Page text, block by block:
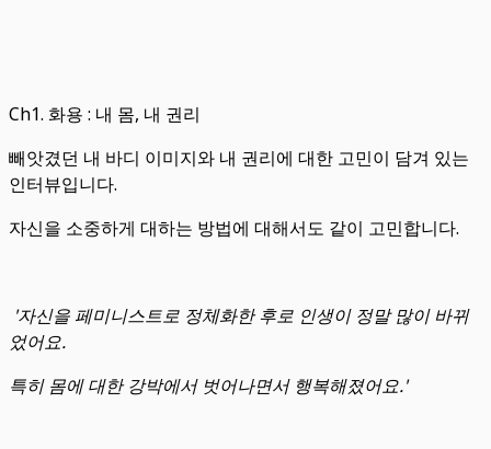
Ch1. 화용 : 내 몸, 내 권리
빼앗겼던 내 바디 이미지와 내 권리에 대한 고민이 담겨 있는
인터뷰입니다.
자신을 소중하게 대하는 방법에 대해서도 같이 고민합니다.
'자신을 페미니스트로 정체화한 후로 인생이 정말 많이 바뀌
었어요.
특히 몸에 대한 강박에서 벗어나면서 행복해졌어요.'